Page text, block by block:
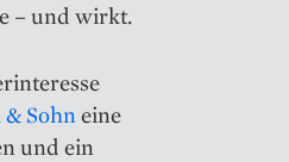
– und wirkt.
Sohn eine
und ein